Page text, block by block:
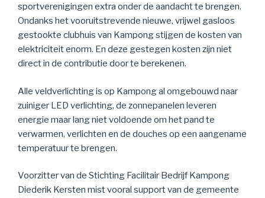
sportverenigingen extra onder de aandacht te brengen.
Ondanks het vooruitstrevende nieuwe, vrijwel gasloos
gestookte clubhuis van Kampong stijgen de kosten van
elektriciteit enorm. En deze gestegen kosten zijn niet
direct in de contributie door te berekenen.
Alle veldverlichting is op Kampong al omgebouwd naar
zuiniger LED verlichting, de zonnepanelen leveren
energie maar lang niet voldoende om het pand te
verwarmen, verlichten en de douches op een aangename
temperatuur te brengen.
Voorzitter van de Stichting Facilitair Bedrijf Kampong
Diederik Kersten mist vooral support van de gemeente